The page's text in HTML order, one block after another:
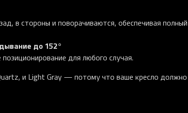
в стороны и поворачиваются, обеспечивая
до 152°
для любого случая.
и Light Gray — потому что ваше кресло